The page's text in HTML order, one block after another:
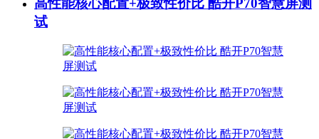
试